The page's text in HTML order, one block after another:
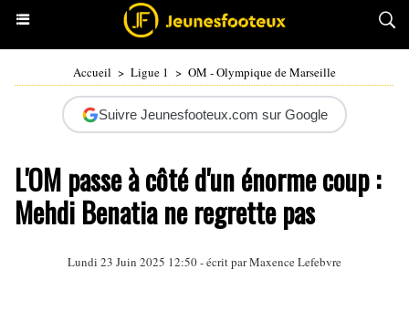
Accueil > Ligue 1 > OM - Olympique de Marseille
Suivre Jeunesfooteux.com sur Google
L'OM passe à côté d'un énorme coup :
Mehdi Benatia ne regrette pas
Lundi 23 Juin 2025 12:50 - écrit par Maxence Lefebvre